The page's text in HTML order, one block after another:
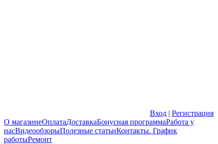
Вход | Регистрация
О магазинеОплатаДоставкаБонусная программаРабота у
насВидеообзорыПолезные статьиКонтакты. График
работыРемонт